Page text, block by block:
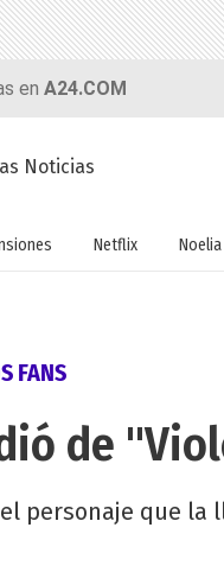
en A24.COM
Noticias
Netflix
FANS
de
personaje que la